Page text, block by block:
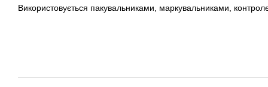
Використовується пакувальниками, маркувальниками,